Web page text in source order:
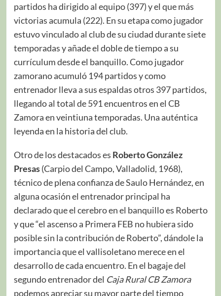
partidos ha dirigido al equipo (397) y el que más
victorias acumula (222). En su etapa como jugador
estuvo vinculado al club de su ciudad durante siete
temporadas y añade el doble de tiempo a su
currículum desde el banquillo. Como jugador
zamorano acumuló 194 partidos y como
entrenador lleva a sus espaldas otros 397 partidos,
llegando al total de 591 encuentros en el CB
Zamora en veintiuna temporadas. Una auténtica
leyenda en la historia del club.
Otro de los destacados es Roberto González
Presas(Carpio del Campo, Valladolid, 1968),
técnico de plena confianza de Saulo Hernández, en
alguna ocasión el entrenador principal ha
declarado que el cerebro en el banquillo es Roberto
y que “el ascenso a Primera FEB no hubiera sido
posible sin la contribución de Roberto”, dándole la
importancia que el vallisoletano merece en el
desarrollo de cada encuentro. En el bagaje del
segundo entrenador del Caja Rural CB Zamora
podemos apreciar su mayor parte del tiempo